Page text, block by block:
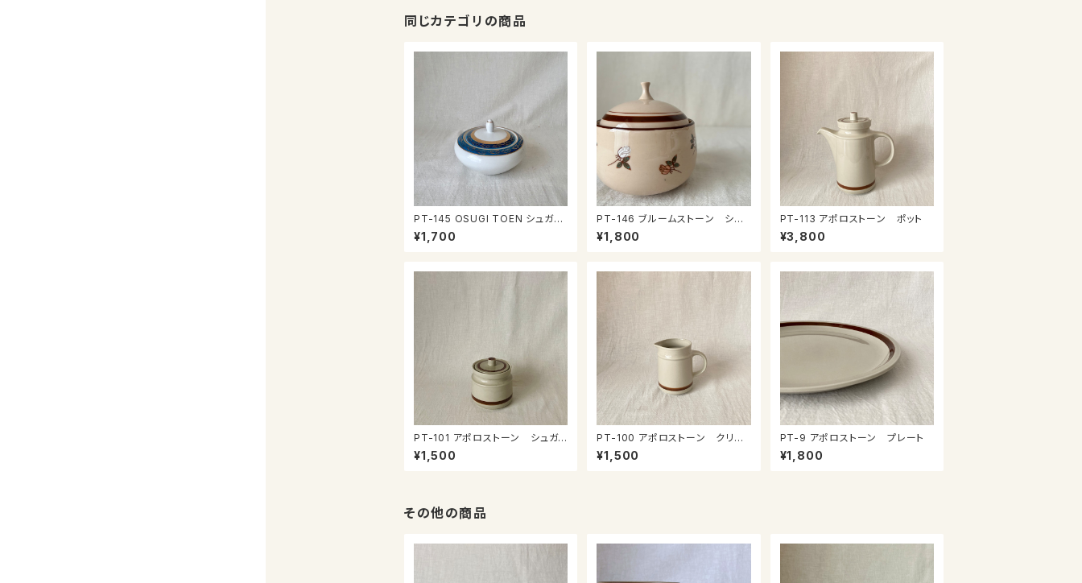
同じカテゴリの商品
PT-145 OSUGI TOEN シュガー
ポット
¥1,700
PT-146 ブルームストーン シュ
ガーポット
¥1,800
PT-113 アポロストーン ポット
¥3,800
PT-101 アポロストーン シュガ
ーポット
¥1,500
PT-100 アポロストーン クリー
マー
¥1,500
PT-9 アポロストーン プレート
¥1,800
その他の商品